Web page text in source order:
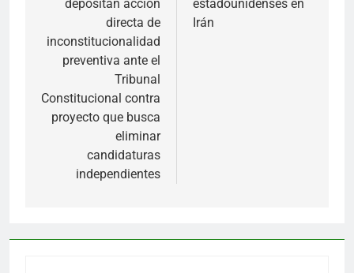
depositan acción
directa de
inconstitucionalidad
preventiva ante el
Tribunal
Constitucional contra
proyecto que busca
eliminar
candidaturas
independientes
estadounidenses en
Irán